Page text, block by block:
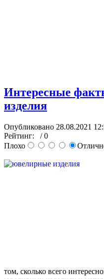
Интересные
изделия
Опубликовано 28.08.2021
Рейтинг:
/ 0
Плохо
том, сколько всего